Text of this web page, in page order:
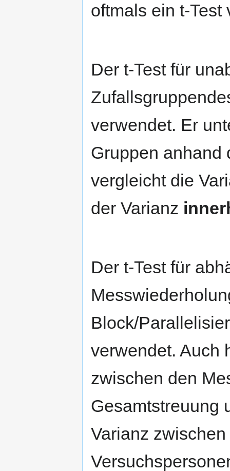
oftmals ein t-Test
Der t-Test für
verwendet. Er
Gruppen anhand
vergleicht die
der Varianz
Der t-Test für
Block/
verwendet. Auch
zwischen den
Gesamtstreuung
Varianz